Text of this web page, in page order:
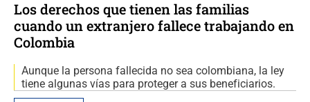
Los derechos que tienen las familias
cuando un extranjero fallece trabajando en
Colombia
Aunque la persona fallecida no sea colombiana, la ley
tiene algunas vías para proteger a sus beneficiarios.